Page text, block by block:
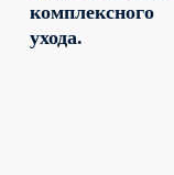
комплексного
ухода.